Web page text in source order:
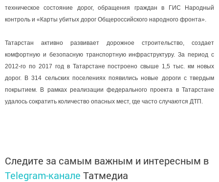
техническое состояние дорог, обращения граждан в ГИС Народный
контроль и «Карты убитых дорог Общероссийского народного фронта».
Татарстан активно развивает дорожное строительство, создает
комфортную и безопасную транспортную инфраструктуру. За период с
2012-го по 2017 год в Татарстане построено свыше 1,5 тыс. км новых
дорог. В 314 сельских поселениях появились новые дороги с твердым
покрытием. В рамках реализации федерального проекта в Татарстане
удалось сократить количество опасных мест, где часто случаются ДТП.
Следите за самым важным и интересным в
Telegram-канале Татмедиа